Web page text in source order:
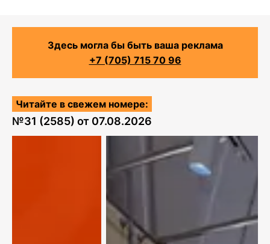
Здесь могла бы быть ваша реклама
+7 (705) 715 70 96
Читайте в свежем номере:
№31 (2585) от 07.08.2026